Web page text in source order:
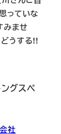
っていな
みませ
うする!!
グスペ
社